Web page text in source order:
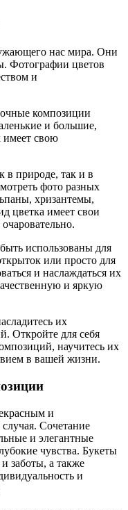
нас мира. Они
Фотографии цветов
и
композиции
и большие,
имеет свою
в природе, так и в
фото разных
хризантемы,
цветка имеет свои
использованы для
или просто для
и наслаждаться их
и яркую
их
Откройте для себя
научитесь их
в вашей жизни.
и
Сочетание
и элегантные
чувства. Букеты
заботы, а также
и